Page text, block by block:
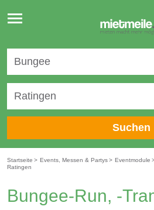
Toggle
navigation
Suchen
Startseite > Events, Messen & Partys> Eventmodule
Ratingen
Bungee-Run, -